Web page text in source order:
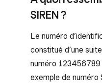
SIREN ?
Le numéro
constitué d’une
numéro
exemple de numéro